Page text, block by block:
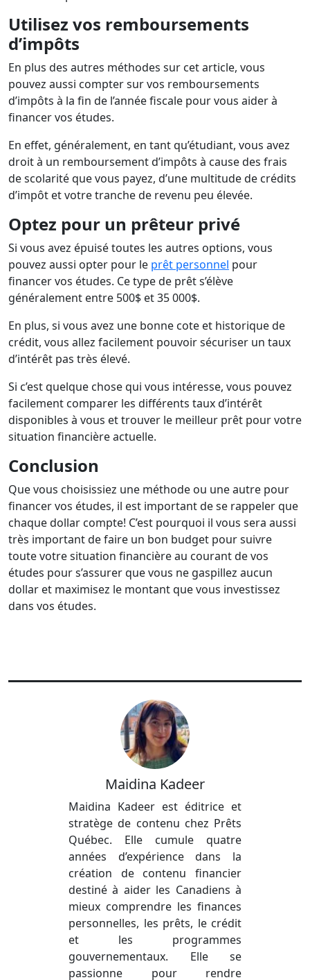
Utilisez vos remboursements
d’impôts
En plus des autres méthodes sur cet article, vous
pouvez aussi compter sur vos remboursements
d’impôts à la fin de l’année fiscale pour vous aider à
financer vos études.
En effet, généralement, en tant qu’étudiant, vous avez
droit à un remboursement d’impôts à cause des frais
de scolarité que vous payez, d’une multitude de crédits
d’impôt et votre tranche de revenu peu élevée.
Optez pour un prêteur privé
Si vous avez épuisé toutes les autres options, vous
pouvez aussi opter pour le prêt personnel pour
financer vos études. Ce type de prêt s’élève
généralement entre 500$ et 35 000$.
En plus, si vous avez une bonne cote et historique de
crédit, vous allez facilement pouvoir sécuriser un taux
d’intérêt pas très élevé.
Si c’est quelque chose qui vous intéresse, vous pouvez
facilement comparer les différents taux d’intérêt
disponibles à vous et trouver le meilleur prêt pour votre
situation financière actuelle.
Conclusion
Que vous choisissiez une méthode ou une autre pour
financer vos études, il est important de se rappeler que
chaque dollar compte! C’est pourquoi il vous sera aussi
très important de faire un bon budget pour suivre
toute votre situation financière au courant de vos
études pour s’assurer que vous ne gaspillez aucun
dollar et maximisez le montant que vous investissez
dans vos études.
Maidina Kadeer
Maidina Kadeer est éditrice et
stratège de contenu chez Prêts
Québec. Elle cumule quatre
années d’expérience dans la
création de contenu financier
destiné à aider les Canadiens à
mieux comprendre les finances
personnelles, les prêts, le crédit
et les programmes
gouvernementaux. Elle se
passionne pour rendre